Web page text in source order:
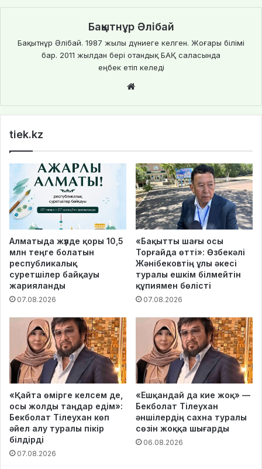
Бақытнұр Әлібай
Бақытнұр Әлібай. 1987 жылы дүниеге келген. Жоғары білімі
бар. 2011 жылдан бері отандық БАҚ саласында
еңбек етіп келеді
te
tiek.kz
Алматыда жүлде қоры 10,5
млн теңге болатын
республикалық
суретшілер байқауы
жарияланды
07.08.2026
«Бақытты шағы осы
Торғайда өтті»: Өзбекәлі
Жәнібековтің ұлы әкесі
туралы ешкім білмейтін
құпиямен бөлісті
07.08.2026
«Қайта өмірге келсем де,
осы жолды таңдар едім»:
Бекболат Тілеухан көп
әйел алу туралы пікір
білдірді
07.08.2026
«Ешқандай да кие жоқ» —
Бекболат Тілеухан
әншілердің сахна туралы
сөзін жоққа шығарды
06.08.2026